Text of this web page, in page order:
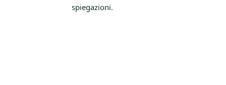
spiegazioni.